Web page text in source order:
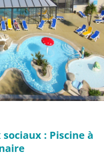
: Piscine à